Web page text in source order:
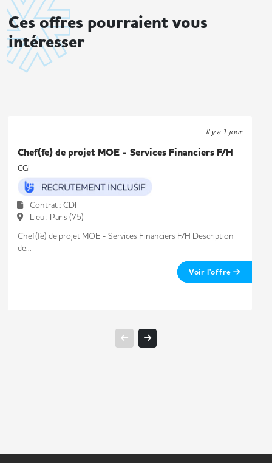
Ces offres pourraient vous
intéresser
Il y a 1 jour
Chef(fe) de projet MOE - Services Financiers F/H
CGI
Contrat : CDI
Lieu : Paris (75)
Chef(fe) de projet MOE - Services Financiers F/H Description
de...
Voir l'offre